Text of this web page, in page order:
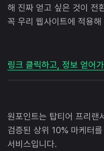
해 진짜 얻고 싶은 것이 전
꼭 우리 웹사이트에 적용
링크 클릭하고, 정보 얻어
원포인트는 탑티어 프리랜
검증된 상위 10% 마케터
서비스입니다.